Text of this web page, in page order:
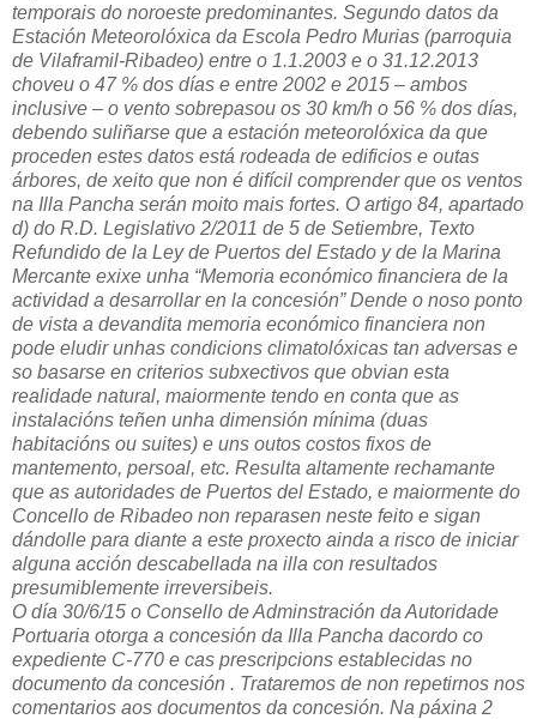
temporais do noroeste predominantes. Segundo datos da
Estación Meteorolóxica da Escola Pedro Murias (parroquia
de Vilaframil-Ribadeo) entre o 1.1.2003 e o 31.12.2013
choveu o 47 % dos días e entre 2002 e 2015 – ambos
inclusive – o vento sobrepasou os 30 km/h o 56 % dos días,
debendo suliñarse que a estación meteorolóxica da que
proceden estes datos está rodeada de edificios e outas
árbores, de xeito que non é difícil comprender que os ventos
na Illa Pancha serán moito mais fortes. O artigo 84, apartado
d) do R.D. Legislativo 2/2011 de 5 de Setiembre, Texto
Refundido de la Ley de Puertos del Estado y de la Marina
Mercante exixe unha “Memoria económico financiera de la
actividad a desarrollar en la concesión” Dende o noso ponto
de vista a devandita memoria económico financiera non
pode eludir unhas condicions climatolóxicas tan adversas e
so basarse en criterios subxectivos que obvian esta
realidade natural, maiormente tendo en conta que as
instalacións teñen unha dimensión mínima (duas
habitacións ou suites) e uns outos costos fixos de
mantemento, persoal, etc. Resulta altamente rechamante
que as autoridades de Puertos del Estado, e maiormente do
Concello de Ribadeo non reparasen neste feito e sigan
dándolle para diante a este proxecto ainda a risco de iniciar
alguna acción descabellada na illa con resultados
presumiblemente irreversibeis.
O día 30/6/15 o Consello de Adminstración da Autoridade
Portuaria otorga a concesión da Illa Pancha dacordo co
expediente C-770 e cas prescripcions establecidas no
documento da concesión . Trataremos de non repetirnos nos
comentarios aos documentos da concesión. Na páxina 2